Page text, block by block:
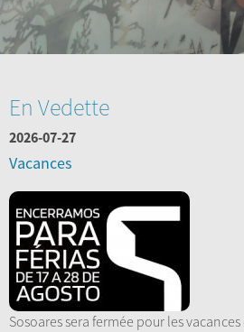
En Vedette
2026-07-27
Vacances
Sosoares sera fermée pour les